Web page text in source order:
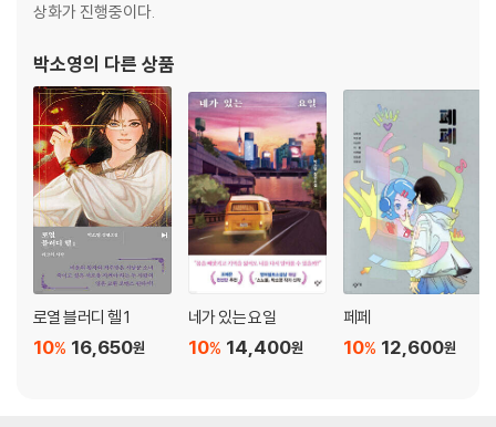
상화가 진행중이다.
박소영의 다른 상품
로열 블러디 헬 1
16,650원
10%
네가 있는 요일
14,400원
10%
페페
12,600원
10%